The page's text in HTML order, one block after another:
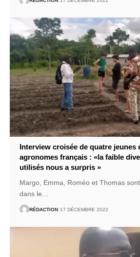
Interview croisée de quatre jeunes
agronomes français : «la faible
utilisés nous a surpris »
Margo, Emma, Roméo et Thomas
dans le
RÉDACTION 17 DÉCEMBRE 2022